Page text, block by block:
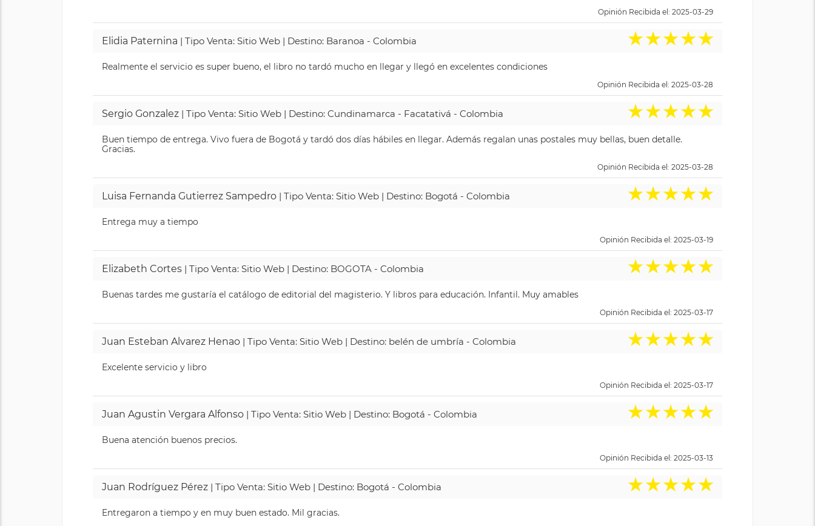
Opinión Recibida el: 2025-03-29
Elidia Paternina | Tipo Venta: Sitio Web | Destino: Baranoa - Colombia ★★★★★
Realmente el servicio es super bueno, el libro no tardó mucho en llegar y llegó en excelentes condiciones
Opinión Recibida el: 2025-03-28
Sergio Gonzalez | Tipo Venta: Sitio Web | Destino: Cundinamarca - Facatativá - Colombia ★★★★★
Buen tiempo de entrega. Vivo fuera de Bogotá y tardó dos días hábiles en llegar. Además regalan unas postales muy bellas, buen detalle.
Gracias.
Opinión Recibida el: 2025-03-28
Luisa Fernanda Gutierrez Sampedro | Tipo Venta: Sitio Web | Destino: Bogotá - Colombia ★★★★★
Entrega muy a tiempo
Opinión Recibida el: 2025-03-19
Elizabeth Cortes | Tipo Venta: Sitio Web | Destino: BOGOTA - Colombia ★★★★★
Buenas tardes me gustaría el catálogo de editorial del magisterio. Y libros para educación. Infantil. Muy amables
Opinión Recibida el: 2025-03-17
Juan Esteban Alvarez Henao | Tipo Venta: Sitio Web | Destino: belén de umbría - Colombia ★★★★★
Excelente servicio y libro
Opinión Recibida el: 2025-03-17
Juan Agustin Vergara Alfonso | Tipo Venta: Sitio Web | Destino: Bogotá - Colombia ★★★★★
Buena atención buenos precios.
Opinión Recibida el: 2025-03-13
Juan Rodríguez Pérez | Tipo Venta: Sitio Web | Destino: Bogotá - Colombia ★★★★★
Entregaron a tiempo y en muy buen estado. Mil gracias.